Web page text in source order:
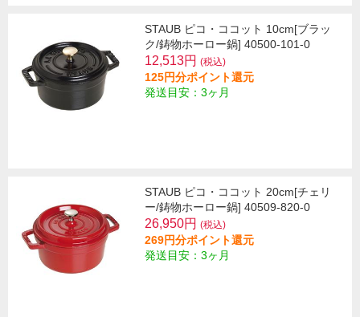
STAUB ピコ・ココット 10cm[ブラッ
ク/鋳物ホーロー鍋] 40500-101-0
12,513円 (税込)
125円分ポイント還元
発送目安：3ヶ月
STAUB ピコ・ココット 20cm[チェリ
ー/鋳物ホーロー鍋] 40509-820-0
26,950円 (税込)
269円分ポイント還元
発送目安：3ヶ月